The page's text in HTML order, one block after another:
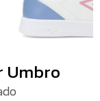
Umbro